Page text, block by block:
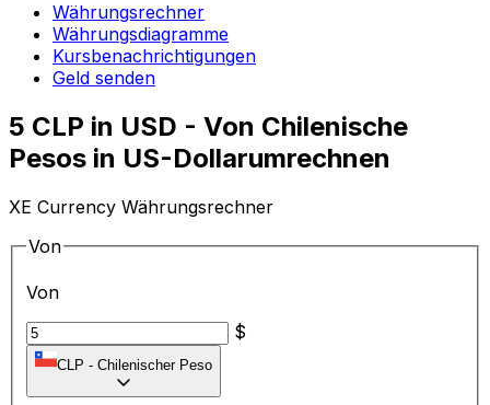
Währungsrechner
Währungsdiagramme
Kursbenachrichtigungen
Geld senden
5 CLP in USD - Von Chilenische
Pesos in US-Dollarumrechnen
XE Currency Währungsrechner
Von
Von
$
CLP - Chilenischer Peso